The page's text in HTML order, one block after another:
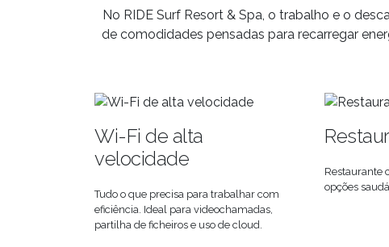
No RIDE Surf Resort & Spa, o trabalho e o
de comodidades pensadas para recarregar
Wi-Fi de alta
velocidade
Tudo o que precisa para trabalhar com
eficiência. Ideal para videochamadas,
partilha de ficheiros e uso de cloud.
Restaurante
opções